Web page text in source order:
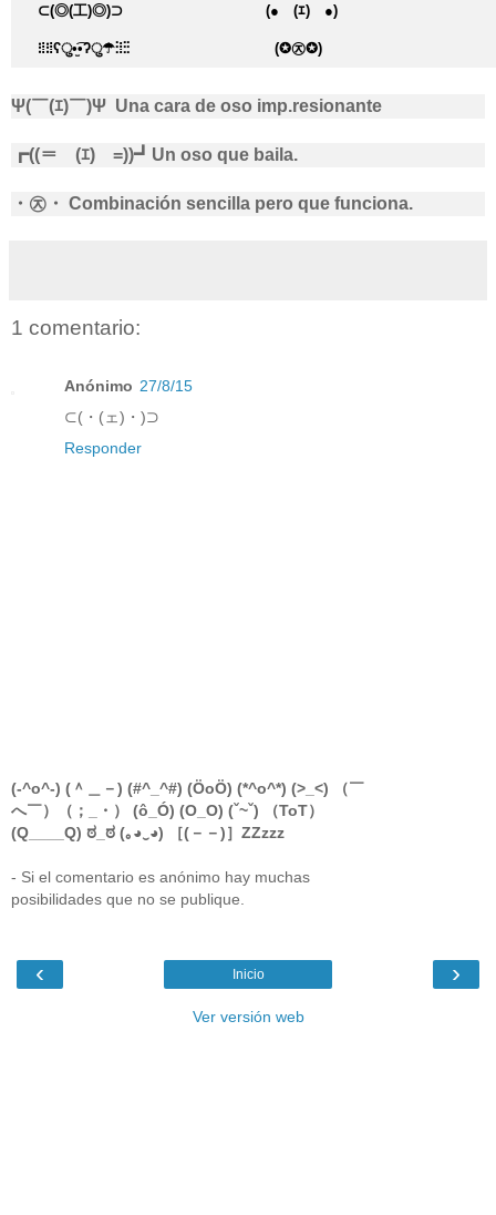
⊂(◎(工)◎)⊃ (●￣(ｴ)￣●)
⁝⁞⁝⁞ʕु•̫͡•ʔु☂⁝⁞⁝⁝ (✪㉨✪)
Ψ(￣(ｴ)￣)Ψ Una cara de oso imp.resionante
┏((＝￣(ｴ)￣=))┛Un oso que baila.
・㉨・ Combinación sencilla pero que funciona.
1 comentario:
Anónimo 27/8/15
⊂(・(ェ)・)⊃
Responder
(-^o^-) (＾＿－) (#^_^#) (ÖoÖ) (*^o^*) (>_<) （￣
へ￣）（；_・） (ô_Ó) (O_O) (ˇ~ˇ) （ToT）
(Q____Q) ಠ_ಠ (｡◕‿◕) ［(－－)］ZZzzz
- Si el comentario es anónimo hay muchas
posibilidades que no se publique.
‹ ›
Inicio
Ver versión web